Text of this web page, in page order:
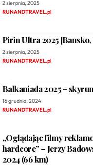
2 sierpnia, 2025
RUNANDTRAVEL.pl
Pirin Ultra 2025 [Bansko,
2 sierpnia, 2025
RUNANDTRAVEL.pl
Balkaniada 2025 –
16 grudnia, 2024
RUNANDTRAVEL.pl
„Oglądając filmy
hardcore” – Jerzy
2024 (66 km)